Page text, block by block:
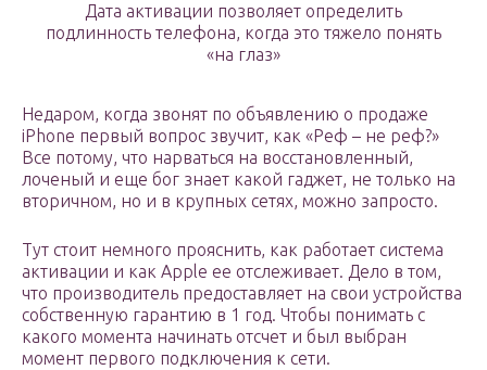
Дата активации позволяет определить
подлинность телефона, когда это тяжело понять
«на глаз»
Недаром, когда звонят по объявлению о продаже
iPhone первый вопрос звучит, как «Реф – не реф?»
Все потому, что нарваться на восстановленный,
лоченый и еще бог знает какой гаджет, не только на
вторичном, но и в крупных сетях, можно запросто.
Тут стоит немного прояснить, как работает система
активации и как Apple ее отслеживает. Дело в том,
что производитель предоставляет на свои устройства
собственную гарантию в 1 год. Чтобы понимать с
какого момента начинать отсчет и был выбран
момент первого подключения к сети.